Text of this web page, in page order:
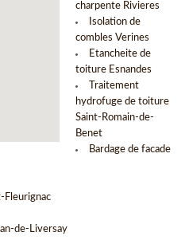
charpente Rivieres
Isolation de
combles Verines
Etancheite de
toiture Esnandes
Traitement
hydrofuge de toiture
Saint-Romain-de-
Benet
Bardage de facade
Fleurignac
de-Liversay